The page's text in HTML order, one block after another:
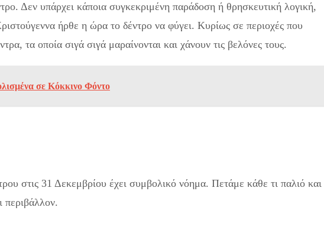
Δεν υπάρχει κάποια συγκεκριμένη παράδοση ή θρησκευτική λογική,
ήρθε η ώρα το δέντρο να φύγει. Κυρίως σε περιοχές που
τα οποία σιγά σιγά μαραίνονται και χάνουν τις βελόνες τους.
σε Κόκκινο Φόντο
στις 31 Δεκεμβρίου έχει συμβολικό νόημα. Πετάμε κάθε τι παλιό και
περιβάλλον.